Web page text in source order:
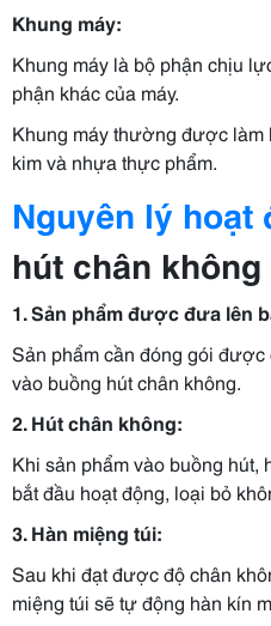
Khung máy:
Khung máy là bộ phận chịu
phận khác của máy.
Khung máy thường được làm
kim và nhựa thực phẩm.
Nguyên lý hoạt
hút chân
1. Sản phẩm được đưa lên
Sản phẩm cần đóng gói
vào buồng hút chân không.
2. Hút chân không:
Khi sản phẩm vào buồng hút,
bắt đầu hoạt động, loại bỏ
3. Hàn miệng túi:
Sau khi đạt được độ chân
miệng túi sẽ tự động hàn kín